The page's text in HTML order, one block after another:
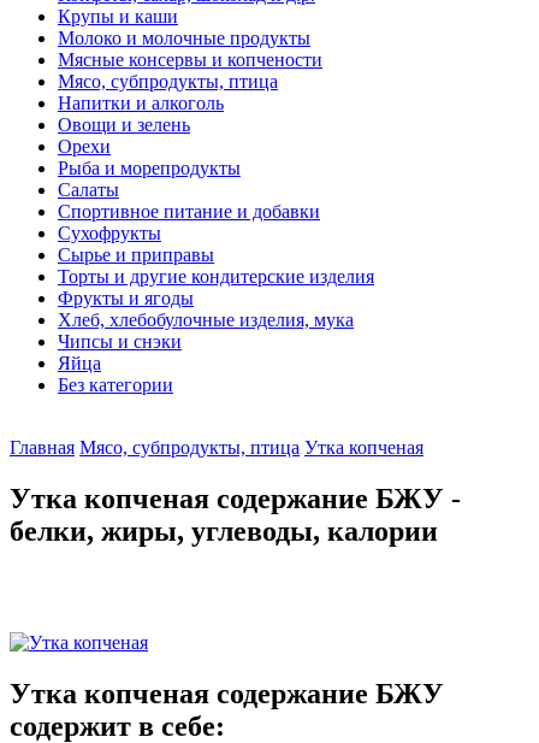
Крупы и каши
Молоко и молочные продукты
Мясные консервы и копчености
Мясо, субпродукты, птица
Напитки и алкоголь
Овощи и зелень
Орехи
Рыба и морепродукты
Салаты
Спортивное питание и добавки
Сухофрукты
Сырье и приправы
Торты и другие кондитерские изделия
Фрукты и ягоды
Хлеб, хлебобулочные изделия, мука
Чипсы и снэки
Яйца
Без категории
Главная Мясо, субпродукты, птица Утка копченая
Утка копченая содержание БЖУ -
белки, жиры, углеводы, калории
Утка копченая содержание БЖУ
содержит в себе: